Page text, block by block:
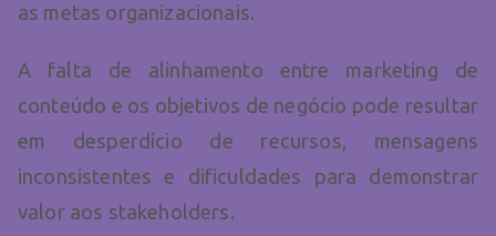
as metas organizacionais.
A falta de alinhamento entre marketing de
conteúdo e os objetivos de negócio pode resultar
em desperdício de recursos, mensagens
inconsistentes e dificuldades para demonstrar
valor aos stakeholders.